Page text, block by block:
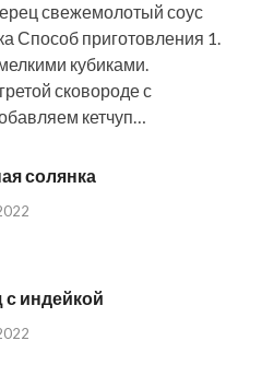
свежемолотый соус
Способ приготовления 1.
кубиками.
сковороде с
кетчуп…
солянка
индейкой